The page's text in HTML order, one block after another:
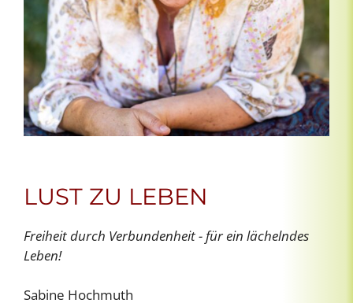
LUST ZU LEBEN
Freiheit durch Verbundenheit - für ein lächelndes
Leben!
Sabine Hochmuth